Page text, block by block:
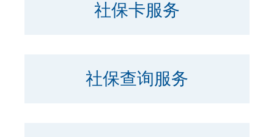
社保卡服务
社保查询服务